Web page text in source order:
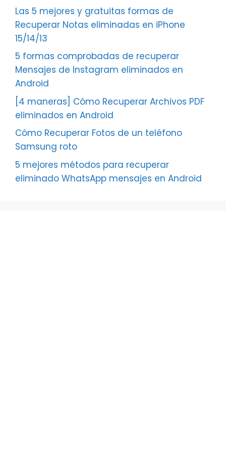
Las 5 mejores y gratuitas formas de
Recuperar Notas eliminadas en iPhone
15/14/13
5 formas comprobadas de recuperar
Mensajes de Instagram eliminados en
Android
[4 maneras] Cómo Recuperar Archivos PDF
eliminados en Android
Cómo Recuperar Fotos de un teléfono
Samsung roto
5 mejores métodos para recuperar
eliminado WhatsApp mensajes en Android